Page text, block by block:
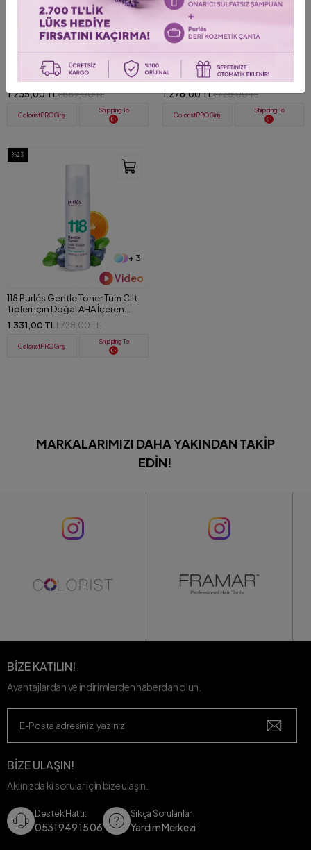
124 Purlés Aloe Vera Calming Gel
Anında Yatıştırıcı Saf Aloe Vera Jel
1.235,00 TL1.669,00 TL
ColoristPRO Giriş
Shipping To
146 Purlés Micellar Water Tüm
Ciltler için Misel Makyaj
1.278,00 TL1.725,00 TL
ColoristPRO Giriş
Shipping To
%23
+ 3
Video
118 Purlés Gentle Toner Tüm Cilt
Tipleri için Doğal AHA İçeren
Aydınlatıcı Tonik 200 ml
1.331,00 TL 1.728,00 TL
ColoristPRO Giriş
Shipping To
MARKALARIMIZI DAHA YAKINDAN TAKIP
EDIN!
BİZE KATILIN!
Avantajlardan ve indirimlerden haberdan olun.
BİZE ULAŞIN!
Aklınızda ki sorular için bize ulaşın.
Destek Hattı:
0531 949 15 06
Sıkça Sorulanlar
Yardım Merkezi